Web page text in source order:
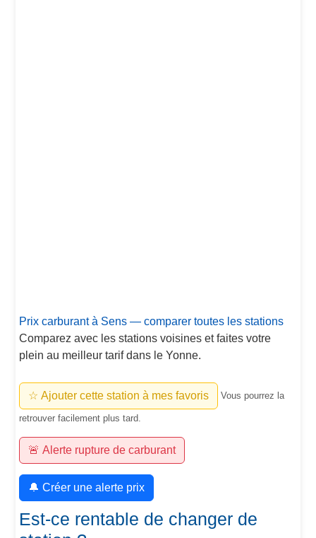
Prix carburant à Sens — comparer toutes les stations
Comparez avec les stations voisines et faites votre
plein au meilleur tarif dans le Yonne.
☆ Ajouter cette station à mes favoris Vous pourrez la
retrouver facilement plus tard.
🚨 Alerte rupture de carburant
🔔 Créer une alerte prix
Est-ce rentable de changer de